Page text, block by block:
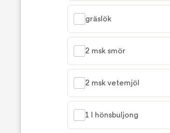
gräslök
2 msk smör
2 msk vetemjöl
1 l hönsbuljong